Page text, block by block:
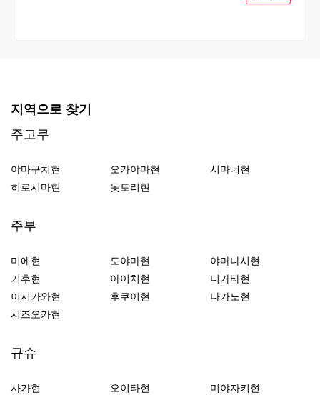
지역으로 찾기
주고쿠
야마구치현 오카야마현
시마네현
히로시마현
돗토리현
주부
미에현 도야마현
야마나시현
기후현
아이치현
니가타현
이시가와현
후쿠이현
나가노현
시즈오카현
규슈
사가현 오이타현
미야자키현